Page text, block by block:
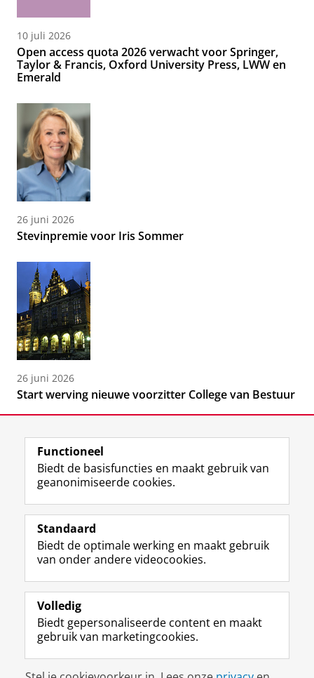
10 juli 2026
Open access quota 2026 verwacht voor Springer,
Taylor & Francis, Oxford University Press, LWW en
Emerald
26 juni 2026
Stevinpremie voor Iris Sommer
26 juni 2026
Start werving nieuwe voorzitter College van Bestuur
Volg de RUG
F
a
e
b
o
p
a
i
n
L
i
k
e
I
-
p
g
i
R
S
-
f
e
R
k
s
I
n
t
r
m
c
c
Y
o
T
e
k
a
a
Studiekiezers
Alumni
Over ons
Disclaimer & Copyright
Functioneel
Biedt de basisfuncties en maakt gebruik van
geanonimiseerde cookies.
Standaard
Biedt de optimale werking en maakt gebruik
van onder andere videocookies.
Volledig
Biedt gepersonaliseerde content en maakt
gebruik van marketingcookies.